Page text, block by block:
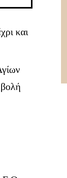
και